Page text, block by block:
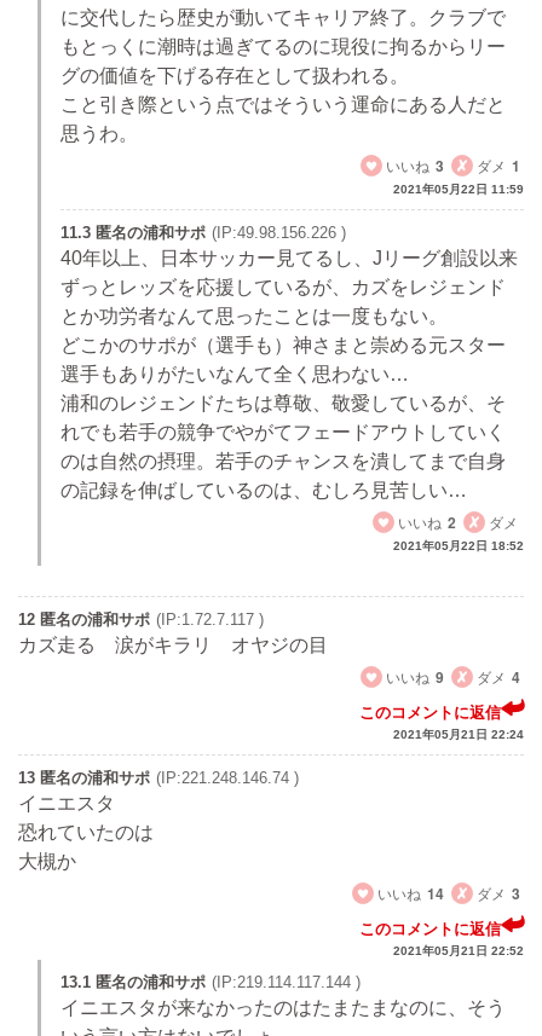
に交代したら歴史が動いてキャリア終了。クラブで
もとっくに潮時は過ぎてるのに現役に拘るからリー
グの価値を下げる存在として扱われる。
こと引き際という点ではそういう運命にある人だと
思うわ。
いいね 3 ダメ 1
2021年05月22日 11:59
11.3 匿名の浦和サポ (IP:49.98.156.226 )
40年以上、日本サッカー見てるし、Jリーグ創設以来
ずっとレッズを応援しているが、カズをレジェンド
とか功労者なんて思ったことは一度もない。
どこかのサポが（選手も）神さまと崇める元スター
選手もありがたいなんて全く思わない…
浦和のレジェンドたちは尊敬、敬愛しているが、そ
れでも若手の競争でやがてフェードアウトしていく
のは自然の摂理。若手のチャンスを潰してまで自身
の記録を伸ばしているのは、むしろ見苦しい…
いいね 2 ダメ
2021年05月22日 18:52
12 匿名の浦和サポ (IP:1.72.7.117 )
カズ走る 涙がキラリ オヤジの目
いいね 9 ダメ 4
このコメントに返信
2021年05月21日 22:24
13 匿名の浦和サポ (IP:221.248.146.74 )
イニエスタ
恐れていたのは
大槻か
いいね 14 ダメ 3
このコメントに返信
2021年05月21日 22:52
13.1 匿名の浦和サポ (IP:219.114.117.144 )
イニエスタが来なかったのはたまたまなのに、そう